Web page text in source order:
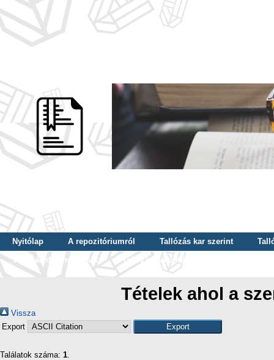
Nyitólap A repozitóriumról Tallózás kar szerint
Tallózás dátum szerint
Tallózás tudományterület szerint
Tételek ahol a
Vissza
Export
Találatok száma: 1.